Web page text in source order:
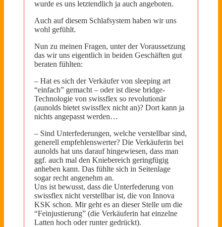
wurde es uns letztendlich ja auch angeboten.
Auch auf diesem Schlafsystem haben wir uns
wohl gefühlt.
Nun zu meinen Fragen, unter der Voraussetzung
das wir uns eigentlich in beiden Geschäften gut
beraten fühlten:
– Hat es sich der Verkäufer von sleeping art
“einfach” gemacht – oder ist diese bridge-
Technologie von swissflex so revolutionär
(aunolds bietet swissflex nicht an)? Dort kann ja
nichts angepasst werden…
– Sind Unterfederungen, welche verstellbar sind,
generell empfehlenswerter? Die Verkäuferin bei
aunolds hat uns darauf hingewiesen, dass man
ggf. auch mal den Kniebereich geringfügig
anheben kann. Das fühlte sich in Seitenlage
sogar recht angenehm an.
Uns ist bewusst, dass die Unterfederung von
swissflex nicht verstellbar ist, die von Innova
KSK schon. Mir geht es an dieser Stelle um die
“Feinjustierung” (die Verkäuferin hat einzelne
Latten hoch oder runter gedrückt).